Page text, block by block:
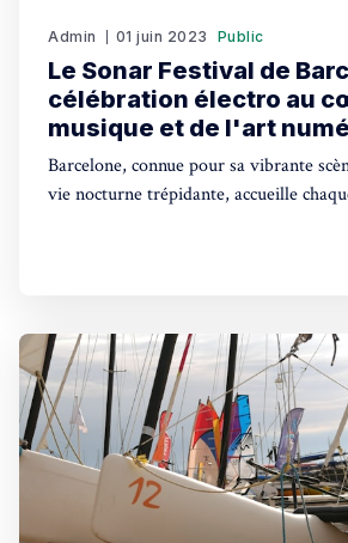
Admin 01 juin 2023 Public
Le Sonar Festival de
célébration électro au
musique et de l'art
Barcelone, connue pour sa vibrante
vie nocturne trépidante, accueille